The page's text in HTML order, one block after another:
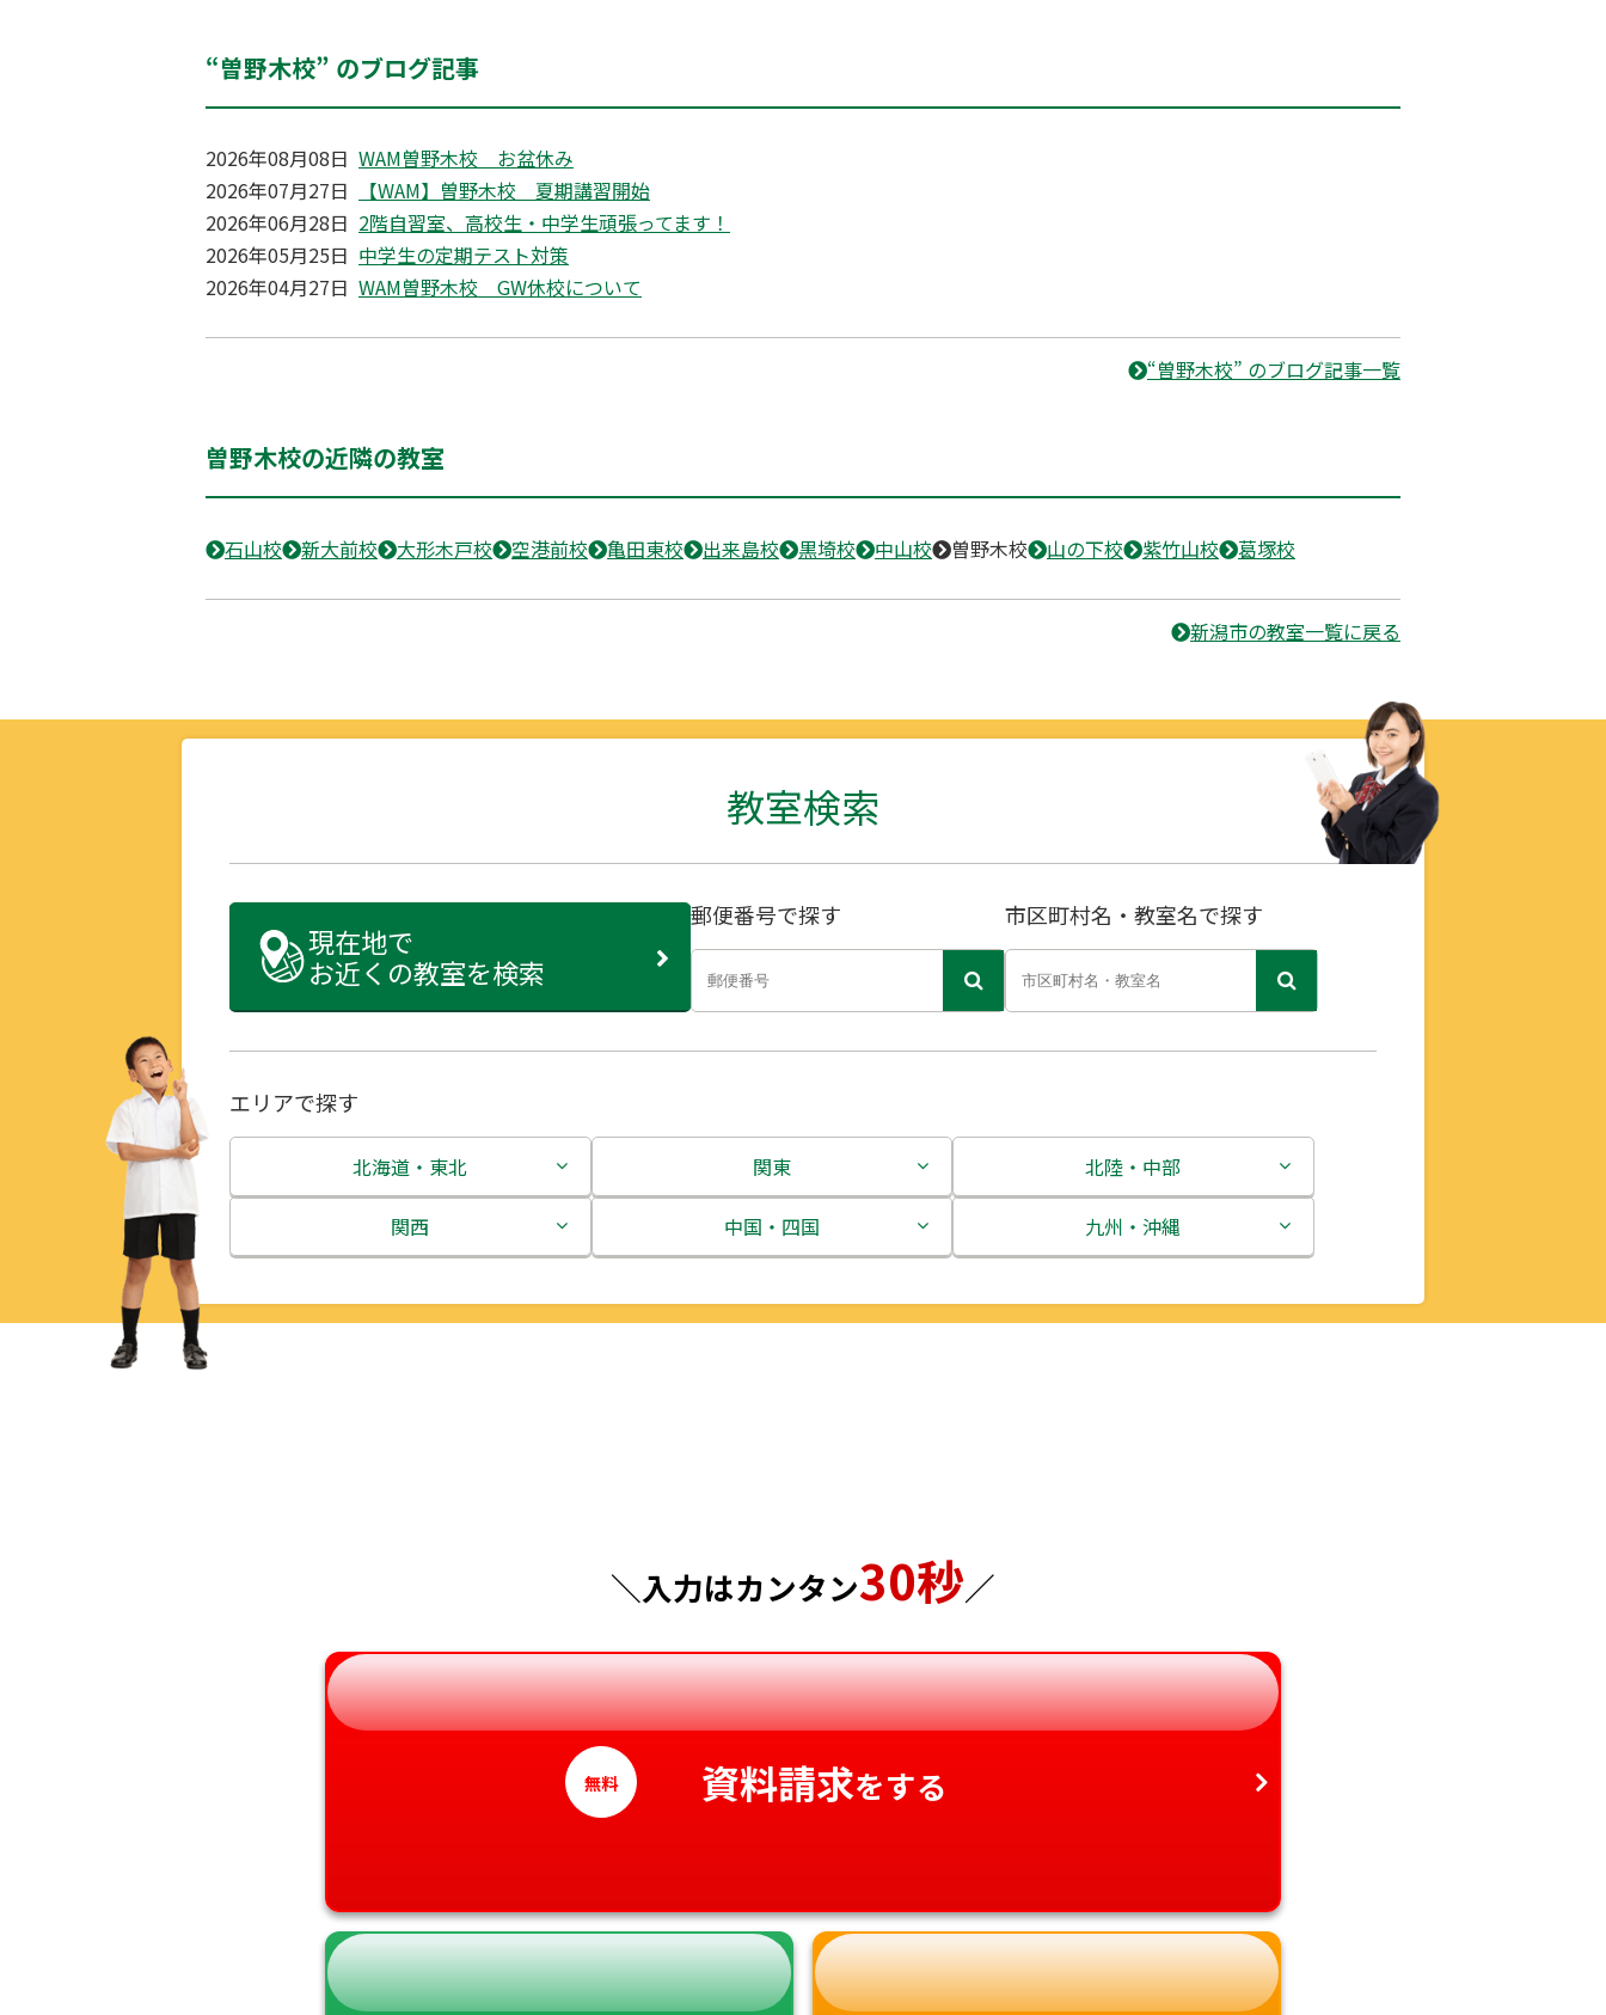
“曽野木校” のブログ記事
2026年08月08日 WAM曽野木校 お盆休み
2026年07月27日
【WAM】曽野木校 夏期講習開始
2026年06月28日 2階自習室、高校生・中学生頑張ってます！
2026年05月25日 中学生の定期テスト対策
2026年04月27日 WAM曽野木校 GW休校について
“曽野木校” のブログ記事一覧
曽野木校の近隣の教室
石山校 新大前校 大形木戸校 空港前校 亀田東校 出来島校 黒埼校 中山校 曽野木校 山の下校 紫竹山校 葛塚校
新潟市の教室一覧に戻る
教室検索
現在地で
お近くの教室を検索
郵便番号で探す 市区町村名・教室名で探す
エリアで探す
北海道・東北
北海道
関東
茨城県
神奈川県
北陸・中部
新潟県
愛知県
関西
中国・四国
徳島県
愛媛県
九州・沖縄
沖縄県
＼入力はカンタン30秒／
無料 資料請求をする